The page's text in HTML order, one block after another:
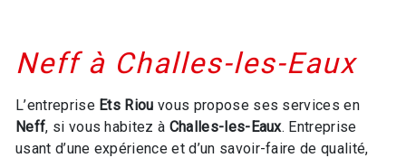
Neff à Challes-les-Eaux
L’entreprise Ets Riou vous propose ses services en
Neff, si vous habitez à Challes-les-Eaux. Entreprise
usant d’une expérience et d’un savoir-faire de qualité,